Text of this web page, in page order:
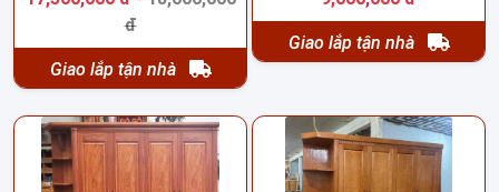
đ
Giao lắp tận nhà
Giao lắp tận nhà